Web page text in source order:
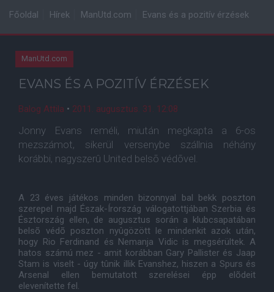
Főoldal Hírek ManUtd.com Evans és a pozitív érzések
ManUtd.com
EVANS ÉS A POZITÍV ÉRZÉSEK
Balog Attila • 2011. augusztus. 31. 12:08
Jonny Evans reméli, miután megkapta a 6-os
mezszámot, sikerül versenybe szállnia néhány
korábbi, nagyszerû United belsõ védõvel.
A 23 éves játékos minden bizonnyal bal bekk poszton
szerepel majd Észak-Írország válogatottjában Szerbia és
Észtország ellen, de augusztus során a klubcsapatában
belsõ védõ poszton nyûgözött le mindenkit azok után,
hogy Rio Ferdinand és Nemanja Vidic is megsérültek. A
hatos számú mez - amit korábban Gary Pallister és Jaap
Stam is viselt - úgy tûnik illik Evanshez, hiszen a Spurs és
Arsenal ellen bemutatott szerelései épp elõdeit
elevenítette fel.